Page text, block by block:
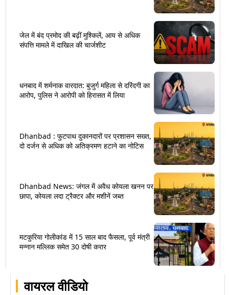
वायरल वीडियो
जेल में बंद प्रमोद की बढ़ीं मुश्किलें, आय से अधिक
संपत्ति मामले में दाखिल की चार्जशीट
धनबाद में शर्मनाक वारदात: बुजुर्ग महिला से दरिंदगी का
आरोप, पुलिस ने आरोपी को हिरासत में लिया
Dhanbad : फुटपाथ दुकानदारों पर प्रशासन सख्त,
दो दर्जन से अधिक को अतिक्रमण हटाने का नोटिस
Dhanbad News: जंगल में अवैध कोयला खनन पर
छापा, कोयला लदा ट्रैक्टर और मशीनें जब्त
मटकुरिया गोलीकांड में 15 साल बाद फैसला, पूर्व मंत्री
मन्नान मल्लिक समेत 30 दोषी करार